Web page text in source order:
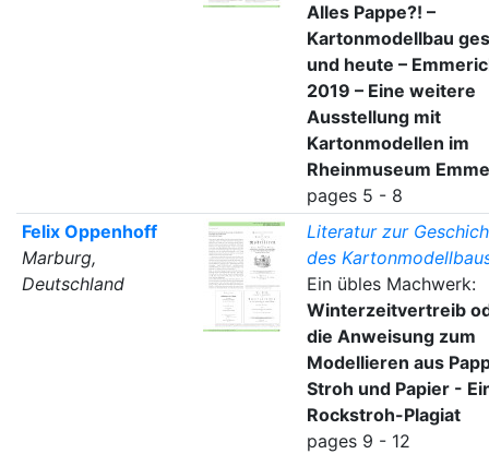
Alles Pappe?! –
Kartonmodellbau
und heute –
2019 – Eine weitere
Ausstellung mit
Kartonmodellen im
Rheinmuseum
pages 5 - 8
Felix Oppenhoff
Marburg,
Deutschland
Literatur zur
des
Ein übles Machwerk:
Winterzeitvertreib
die Anweisung zum
Modellieren aus
Stroh und Papier -
Rockstroh-Plagiat
pages 9 - 12